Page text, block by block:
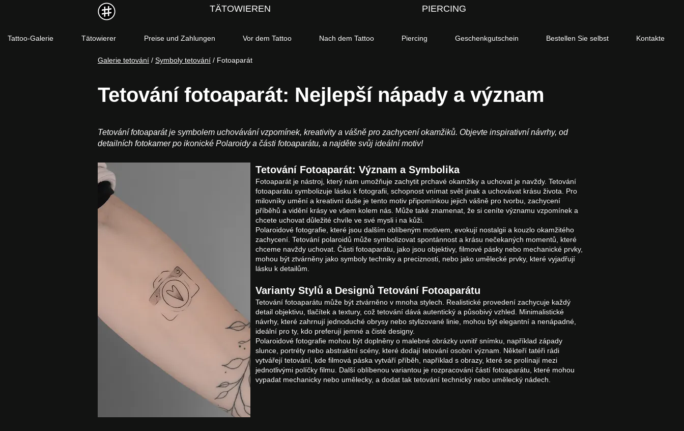
TÄTOWIEREN PIERCING
Tattoo-Galerie Tätowierer Preise und Zahlungen Vor dem Tattoo Nach dem Tattoo Piercing Geschenkgutschein Bestellen Sie selbst Kontakte
Galerie tetování / Symboly tetování / Fotoaparát
Tetování fotoaparát: Nejlepší nápady a význam
Tetování fotoaparát je symbolem uchovávání vzpomínek, kreativity a vášně pro zachycení okamžiků. Objevte inspirativní návrhy, od
detailních fotokamer po ikonické Polaroidy a části fotoaparátu, a najděte svůj ideální motiv!
Tetování Fotoaparát: Význam a Symbolika
Fotoaparát je nástroj, který nám umožňuje zachytit prchavé okamžiky a uchovat je navždy. Tetování
fotoaparátu symbolizuje lásku k fotografii, schopnost vnímat svět jinak a uchovávat krásu života. Pro
milovníky umění a kreativní duše je tento motiv připomínkou jejich vášně pro tvorbu, zachycení
příběhů a vidění krásy ve všem kolem nás. Může také znamenat, že si ceníte významu vzpomínek a
chcete uchovat důležité chvíle ve své mysli i na kůži.
Polaroidové fotografie, které jsou dalším oblíbeným motivem, evokují nostalgii a kouzlo okamžitého
zachycení. Tetování polaroidů může symbolizovat spontánnost a krásu nečekaných momentů, které
chceme navždy uchovat. Části fotoaparátu, jako jsou objektivy, filmové pásky nebo mechanické prvky,
mohou být ztvárněny jako symboly techniky a preciznosti, nebo jako umělecké prvky, které vyjadřují
lásku k detailům.
Varianty Stylů a Designů Tetování Fotoaparátu
Tetování fotoaparátu může být ztvárněno v mnoha stylech. Realistické provedení zachycuje každý
detail objektivu, tlačítek a textury, což tetování dává autentický a působivý vzhled. Minimalistické
návrhy, které zahrnují jednoduché obrysy nebo stylizované linie, mohou být elegantní a nenápadné,
ideální pro ty, kdo preferují jemné a čisté designy.
Polaroidové fotografie mohou být doplněny o malebné obrázky uvnitř snímku, například západy
slunce, portréty nebo abstraktní scény, které dodají tetování osobní význam. Někteří tatéři rádi
vytvářejí tetování, kde filmová páska vytváří příběh, například s obrazy, které se prolínají mezi
jednotlivými políčky filmu. Další oblíbenou variantou je rozpracování částí fotoaparátu, které mohou
vypadat mechanicky nebo umělecky, a dodat tak tetování technický nebo umělecký nádech.